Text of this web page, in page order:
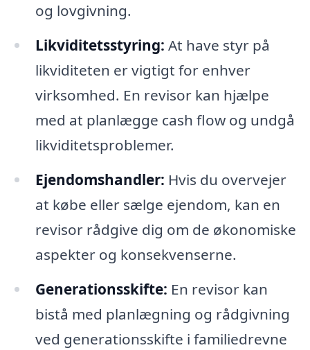
og lovgivning.
Likviditetsstyring: At have styr på
likviditeten er vigtigt for enhver
virksomhed. En revisor kan hjælpe
med at planlægge cash flow og undgå
likviditetsproblemer.
Ejendomshandler: Hvis du overvejer
at købe eller sælge ejendom, kan en
revisor rådgive dig om de økonomiske
aspekter og konsekvenserne.
Generationsskifte: En revisor kan
bistå med planlægning og rådgivning
ved generationsskifte i familiedrevne